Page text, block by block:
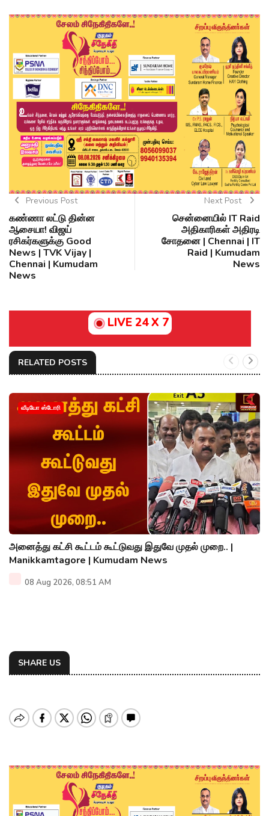
Previous Post
கண்ணா லட்டு தின்ன
ஆசையா! விஜய்
ரசிகர்களுக்கு Good
News | TVK Vijay |
Chennai | Kumudam
News
Next Post
சென்னையில் IT Raid
அதிகாரிகள் அதிரடி
சோதனை | Chennai | IT
Raid | Kumudam
News
LIVE 24 X 7
RELATED POSTS
வீடியோ ஸ்டோரி
அனைத்து கட்சி கூட்டம் கூட்டுவது இதுவே முதல் முறை.. |
Manikkamtagore | Kumudam News
08 Aug 2026, 08:51 AM
SHARE US